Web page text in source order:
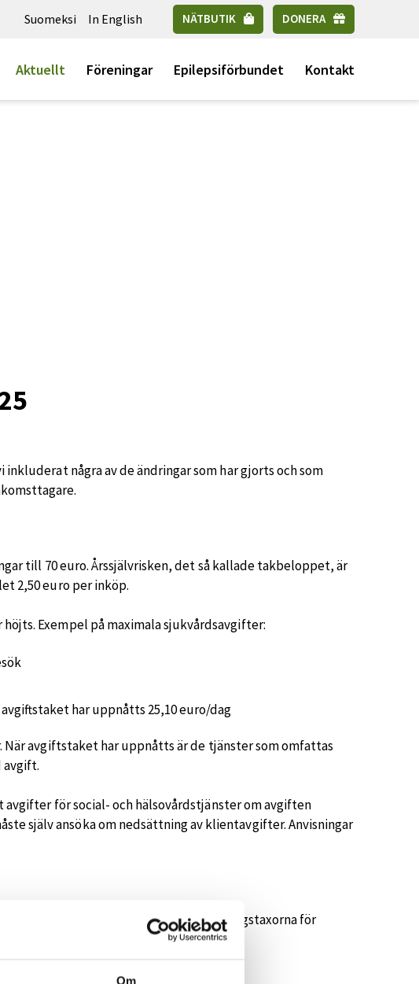
Om
Suomeksi In English NÄTBUTIK DONERA
Aktuellt Föreningar Epilepsiförbundet Kontakt
några av de ändringar som har gjorts och som
till 70 euro. Årssjälvrisken, det så kallade takbeloppet, är
2,50 euro per inköp.
Exempel på maximala sjukvårdsavgifter:
har uppnåtts 25,10 euro/dag
avgiftstaket har uppnåtts är de tjänster som omfattas
avgift.
för social- och hälsovårdstjänster om avgiften
själv ansöka om nedsättning av klientavgifter. Anvisningar
utan läkarremiss. Därtill har ersättningstaxorna för